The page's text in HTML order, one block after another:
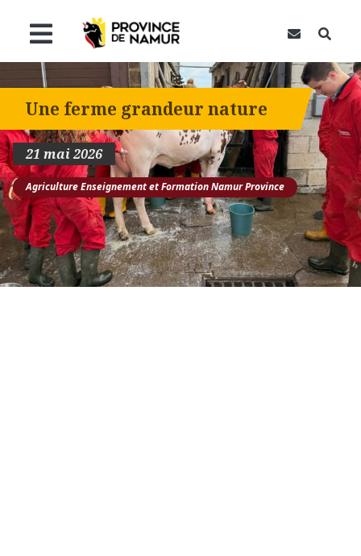
Contact
Une ferme grandeur nature
21 mai 2026
AgricultureEnseignement et FormationNamur Province